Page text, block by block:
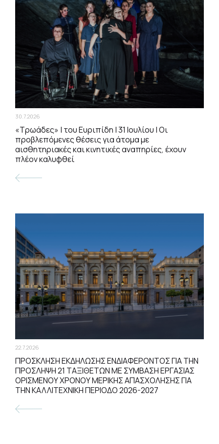
30.7.2026
«Τρωάδες» | του Ευριπίδη | 31 Ιουλίου | Οι
προβλεπόμενες θέσεις για άτομα με
αισθητηριακές και κινητικές αναπηρίες, έχουν
πλέον καλυφθεί
22.7.2026
ΠΡΟΣΚΛΗΣΗ ΕΚΔΗΛΩΣΗΣ ΕΝΔΙΑΦΕΡΟΝΤΟΣ ΓΙΑ ΤΗΝ
ΠΡΟΣΛΗΨΗ 21 ΤΑΞΙΘΕΤΩΝ ΜΕ ΣΥΜΒΑΣΗ ΕΡΓΑΣΙΑΣ
ΟΡΙΣΜΕΝΟΥ ΧΡΟΝΟΥ ΜΕΡΙΚΗΣ ΑΠΑΣΧΟΛΗΣΗΣ ΓΙΑ
ΤΗΝ ΚΑΛΛΙΤΕΧΝΙΚΗ ΠΕΡΙΟΔΟ 2026-2027